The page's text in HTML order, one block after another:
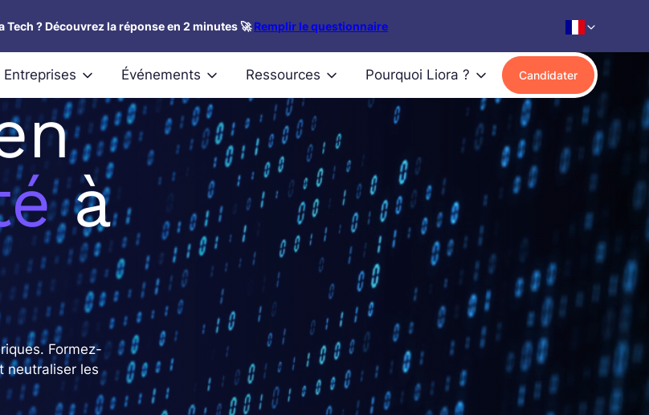
? Découvrez la réponse en 2 minutes 🚀Remplir le questionnaire
Entreprises Événements Ressources Pourquoi Liora ? Candidater
à
Formez-
neutraliser les